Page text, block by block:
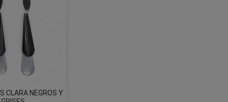
CLARA NEGROS Y